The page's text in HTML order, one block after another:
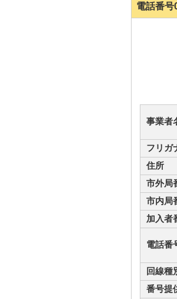
電話番号
事業者
フリガ
住所
市外局
市内局
加入者
電話番
回線種
番号提